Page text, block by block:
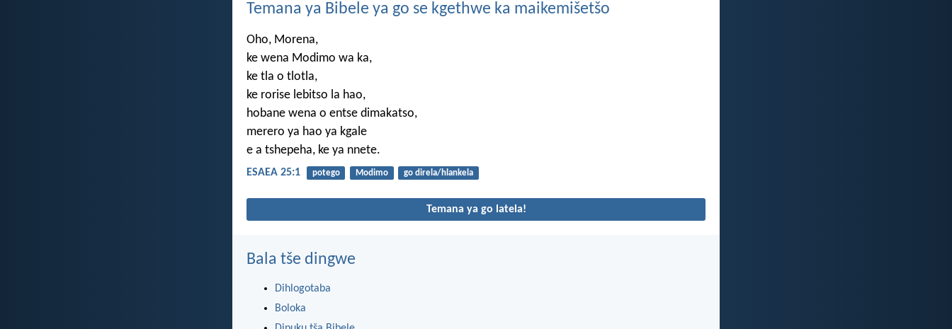
Temana ya Bibele ya go se kgethwe ka maikemišetšo
Oho, Morena,
ke wena Modimo wa ka,
ke tla o tlotla,
ke rorise lebitso la hao,
hobane wena o entse dimakatso,
merero ya hao ya kgale
e a tshepeha, ke ya nnete.
ESAEA 25:1 potego Modimo go direla/hlankela
Temana ya go latela!
Bala tše dingwe
Dihlogotaba
Boloka